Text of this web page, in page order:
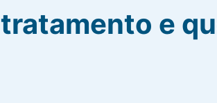
tratamento e